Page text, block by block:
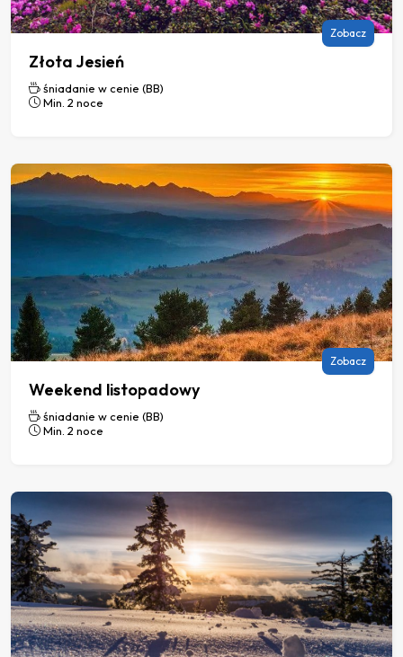
Złota Jesień
śniadanie w cenie (BB)
Min. 2 noce
Zobacz
Weekend listopadowy
śniadanie w cenie (BB)
Min. 2 noce
Zobacz